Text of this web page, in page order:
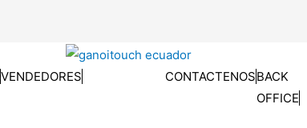
VENDEDORES CONTACTENOSBACK
OFFICE